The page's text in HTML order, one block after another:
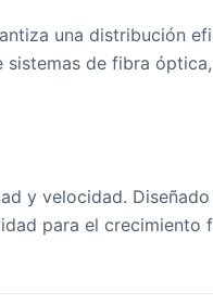
una distribución
de fibra
y velocidad.
para el